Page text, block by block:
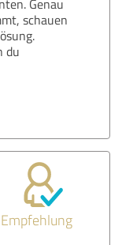
Genau
schauen
du
Empfehlung